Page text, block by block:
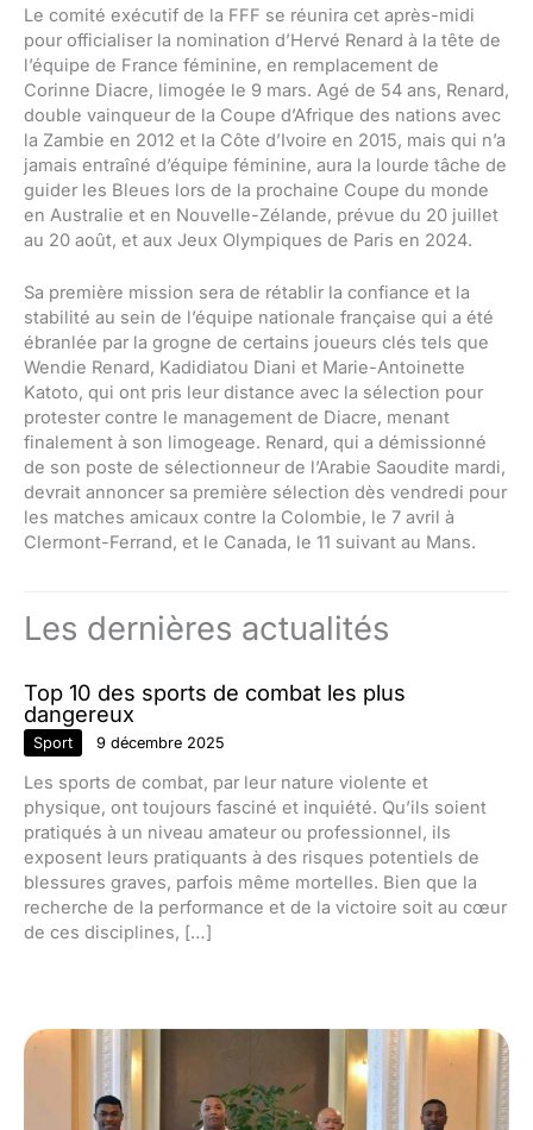
Le comité exécutif de la FFF se réunira cet après-midi
pour officialiser la nomination d’Hervé Renard à la tête de
l’équipe de France féminine, en remplacement de
Corinne Diacre, limogée le 9 mars. Agé de 54 ans, Renard,
double vainqueur de la Coupe d’Afrique des nations avec
la Zambie en 2012 et la Côte d’Ivoire en 2015, mais qui n’a
jamais entraîné d’équipe féminine, aura la lourde tâche de
guider les Bleues lors de la prochaine Coupe du monde
en Australie et en Nouvelle-Zélande, prévue du 20 juillet
au 20 août, et aux Jeux Olympiques de Paris en 2024.
Sa première mission sera de rétablir la confiance et la
stabilité au sein de l’équipe nationale française qui a été
ébranlée par la grogne de certains joueurs clés tels que
Wendie Renard, Kadidiatou Diani et Marie-Antoinette
Katoto, qui ont pris leur distance avec la sélection pour
protester contre le management de Diacre, menant
finalement à son limogeage. Renard, qui a démissionné
de son poste de sélectionneur de l’Arabie Saoudite mardi,
devrait annoncer sa première sélection dès vendredi pour
les matches amicaux contre la Colombie, le 7 avril à
Clermont-Ferrand, et le Canada, le 11 suivant au Mans.
Les dernières actualités
Top 10 des sports de combat les plus
dangereux
Sport 9 décembre 2025
Les sports de combat, par leur nature violente et
physique, ont toujours fasciné et inquiété. Qu’ils soient
pratiqués à un niveau amateur ou professionnel, ils
exposent leurs pratiquants à des risques potentiels de
blessures graves, parfois même mortelles. Bien que la
recherche de la performance et de la victoire soit au cœur
de ces disciplines, […]